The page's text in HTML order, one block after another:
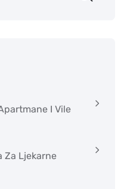
I Vile
Za Ljekarne